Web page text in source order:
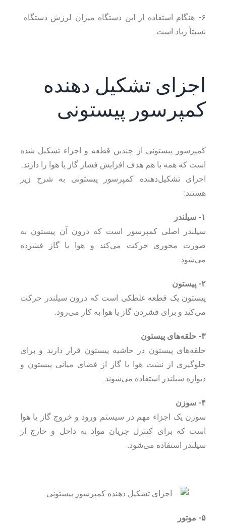
۶- هنگام استفاده از این دستگاه میزان لرزش دستگاه
نسبتاً زیاد است.
اجزای تشکیل دهنده
کمپرسور پیستونی
کمپرسور پیستونی از چندین قطعه و اجزاء تشکیل شده
است که همه با هم هدف افزایش فشار گاز یا هوا را دارند.
اجزای تشکیل‌دهنده کمپرسور پیستونی به شرح زیر
هستند:
۱- سیلندر
سیلندر اصلی کمپرسور است که درون آن پیستون به
صورت محوری حرکت می‌کند و هوا یا گاز فشرده
می‌شود.
۲- پیستون
پیستون یک قطعه غلطکی است که درون سیلندر حرکت
می‌کند و برای فشردن گاز یا هوا به کار می‌رود.
۳- حلقه‌های پیستون
حلقه‌های پیستون در حاشیه پیستون قرار دارند و برای
جلوگیری از نشت هوا یا گاز از فضای میانی پیستون و
دیواره سیلندر استفاده می‌شوند.
۴- سوزن
سوزن یک اجزاء مهم در سیستم ورود و خروج گاز یا هوا
است که برای کنترل جریان مواد به داخل و خارج از
سیلندر استفاده می‌شود.
۵- موتور